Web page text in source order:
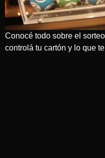
Conocé todo sobre el
controlá tu cartón y lo que